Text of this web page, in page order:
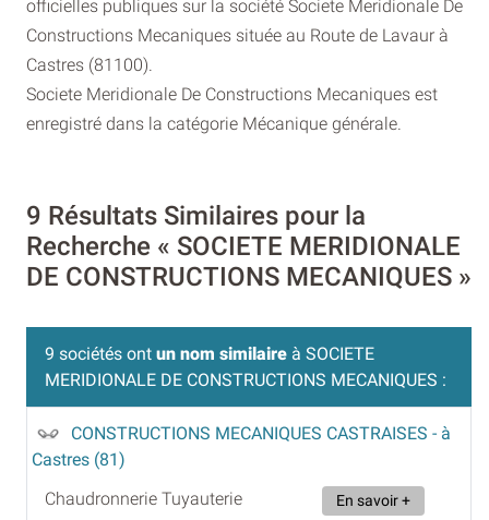
officielles publiques sur la société Societe Meridionale De
Constructions Mecaniques située au Route de Lavaur à
Castres (81100).
Societe Meridionale De Constructions Mecaniques est
enregistré dans la catégorie Mécanique générale.
9 Résultats Similaires pour la
Recherche « SOCIETE MERIDIONALE
DE CONSTRUCTIONS MECANIQUES »
9 sociétés ont un nom similaire à SOCIETE
MERIDIONALE DE CONSTRUCTIONS MECANIQUES :
CONSTRUCTIONS MECANIQUES CASTRAISES - à
Castres (81)
Chaudronnerie Tuyauterie
En savoir +